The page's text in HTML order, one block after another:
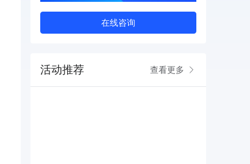
在线咨询
活动推荐 查看更多